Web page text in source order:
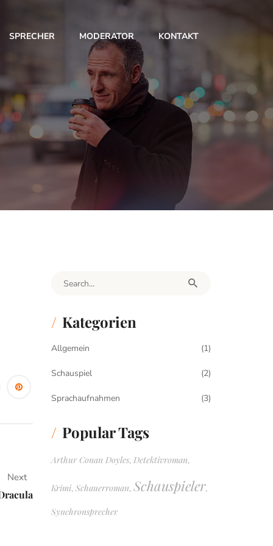
SPRECHER MODERATOR KONTAKT
Next
Search for:
Kategorien
Allgemein (1)
Schauspiel (2)
Sprachaufnahmen (3)
Popular Tags
Arthur Conan Doyles, Detektivroman,
Krimi, Schauerroman, Schauspieler,
Synchronsprecher